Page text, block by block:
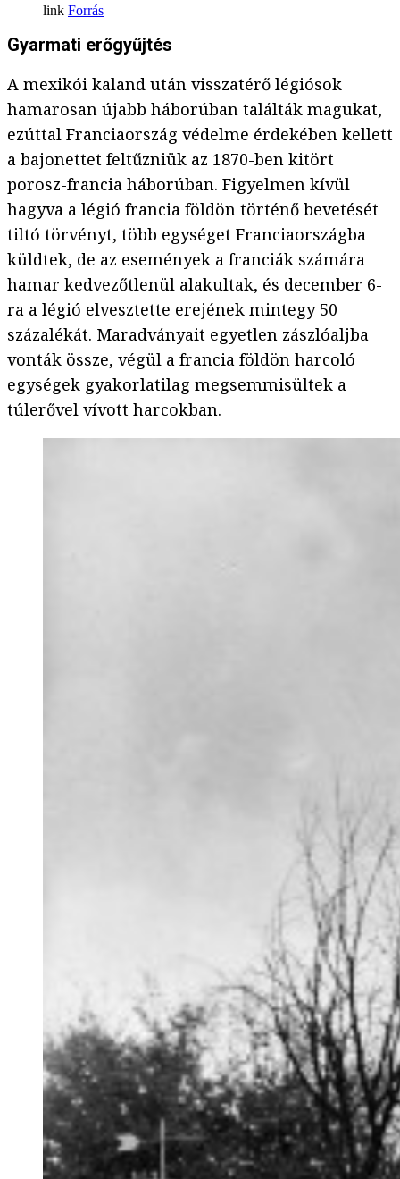
Forrás
Gyarmati erőgyűjtés
A mexikói kaland után visszatérő légiósok
hamarosan újabb háborúban találták magukat,
ezúttal Franciaország védelme érdekében kellett
a bajonettet feltűzniük az 1870-ben kitört
porosz-francia háborúban. Figyelmen kívül
hagyva a légió francia földön történő bevetését
tiltó törvényt, több egységet Franciaországba
küldtek, de az események a franciák számára
hamar kedvezőtlenül alakultak, és december 6-
ra a légió elvesztette erejének mintegy 50
százalékát. Maradványait egyetlen zászlóaljba
vonták össze, végül a francia földön harcoló
egységek gyakorlatilag megsemmisültek a
túlerővel vívott harcokban.